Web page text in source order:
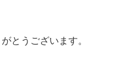
とうございます。